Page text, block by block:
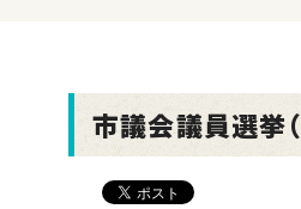
市議会議員選挙